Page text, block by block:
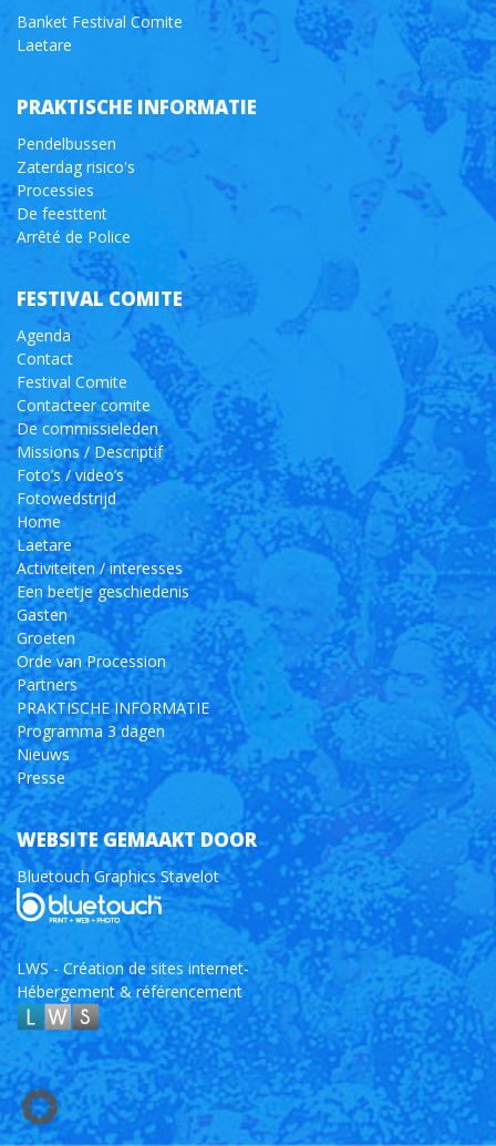
Banket Festival Comite
Laetare
PRAKTISCHE INFORMATIE
Pendelbussen
Zaterdag risico's
Processies
De feesttent
Arrêté de Police
FESTIVAL COMITE
Agenda
Contact
Festival Comite
Contacteer comite
De commissieleden
Missions / Descriptif
Foto’s / video’s
Fotowedstrijd
Home
Laetare
Activiteiten / interesses
Een beetje geschiedenis
Gasten
Groeten
Orde van Procession
Partners
PRAKTISCHE INFORMATIE
Programma 3 dagen
Nieuws
Presse
WEBSITE GEMAAKT DOOR
Bluetouch Graphics Stavelot
LWS - Création de sites internet-
Hébergement & référencement